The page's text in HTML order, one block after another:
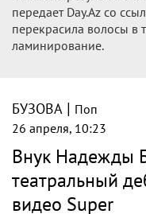
Ольга Бузова
сцену в спектакле
пришлось пережить
БУЗОВА |
26 апреля, 12:08
"Мой